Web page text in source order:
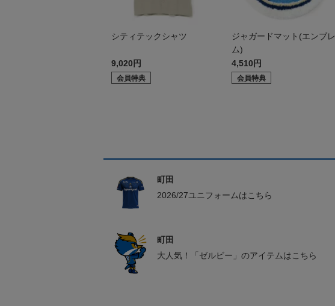
シティテックシャツ
9,020円
会員特典
ジャガードマット(エンブレ
ム)
4,510円
会員特典
町田
2026/27ユニフォームはこちら
町田
大人気！「ゼルビー」のアイテムはこちら